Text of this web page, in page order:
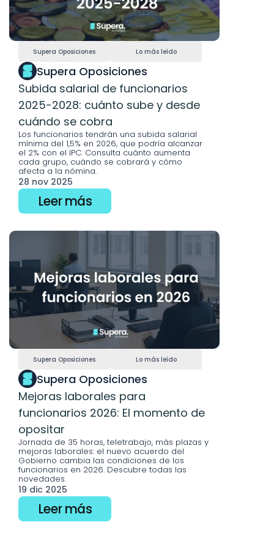
Supera Oposiciones Lo más leído
Supera Oposiciones
Subida salarial de funcionarios
2025-2028: cuánto sube y desde
cuándo se cobra
Los funcionarios tendrán una subida salarial
mínima del 1,5% en 2026, que podría alcanzar
el 2% con el IPC. Consulta cuánto aumenta
cada grupo, cuándo se cobrará y cómo
afecta a la nómina.
28 nov 2025
Leer más
Supera Oposiciones Lo más leído
Supera Oposiciones
Mejoras laborales para
funcionarios 2026: El momento de
opositar
Jornada de 35 horas, teletrabajo, más plazas y
mejoras laborales: el nuevo acuerdo del
Gobierno cambia las condiciones de los
funcionarios en 2026. Descubre todas las
novedades.
19 dic 2025
Leer más